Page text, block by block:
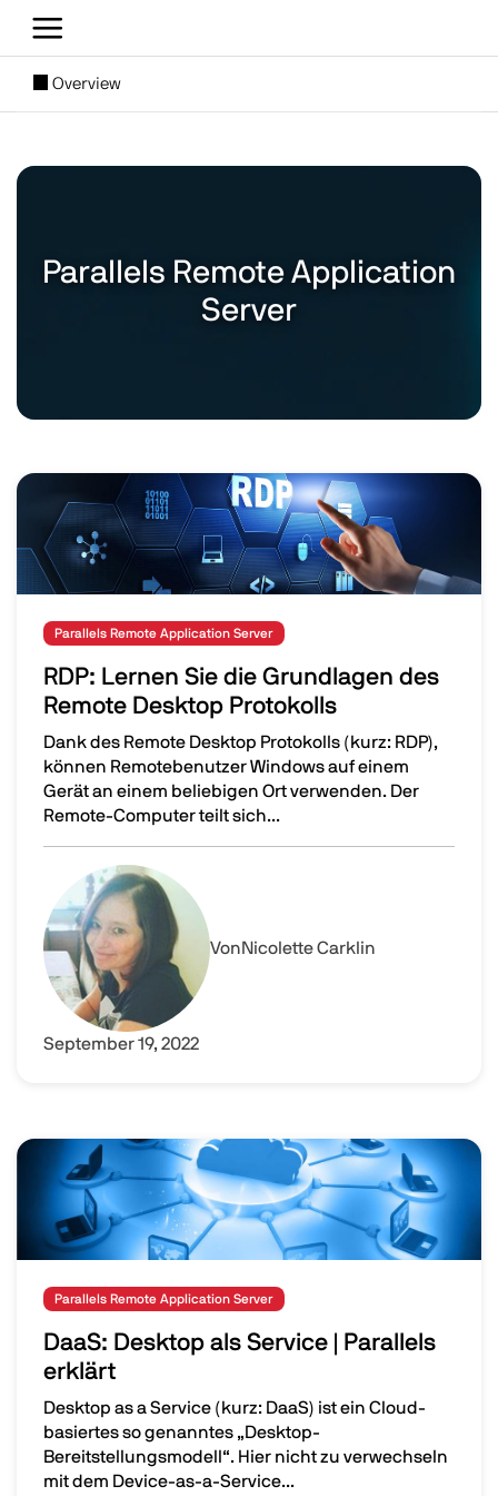
[SUBNAV] Blogs
Overview
Main content
Parallels Remote Application
Server
Image
Parallels Remote Application Server
RDP: Lernen Sie die Grundlagen des
Remote Desktop Protokolls
Dank des Remote Desktop Protokolls (kurz: RDP),
können Remotebenutzer Windows auf einem
Gerät an einem beliebigen Ort verwenden. Der
Remote-Computer teilt sich...
RDP: Lernen Sie die Grundlagen des Remote Desktop
Image
VonNicolette Carklin
September 19, 2022
Image
Parallels Remote Application Server
DaaS: Desktop als Service | Parallels
erklärt
Desktop as a Service (kurz: DaaS) ist ein Cloud-
basiertes so genanntes „Desktop-
Bereitstellungsmodell“. Hier nicht zu verwechseln
mit dem Device-as-a-Service...